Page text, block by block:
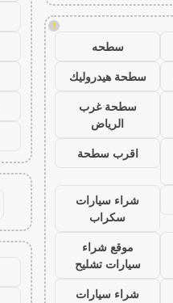
!
سطحه
سطحة هيدروليك
سطحة غرب
الرياض
اقرب سطحة
شراء سيارات
سكراب
موقع شراء
سيارات تشليح
شراء سيارات